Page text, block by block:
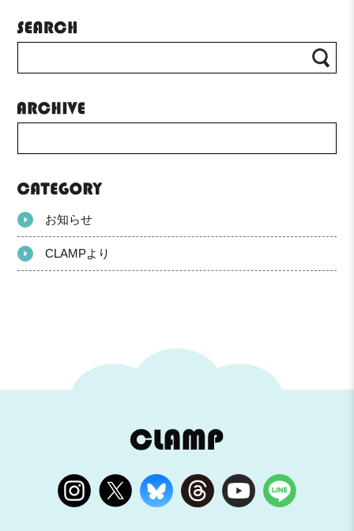
お知らせ
CLAMPより